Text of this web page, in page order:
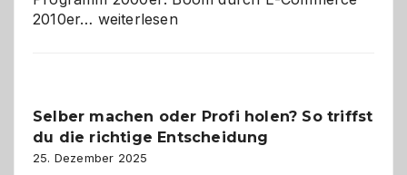
2010er… Affiliate-
Herausforderungen
und
Zukunft
weiterlesen
Selber machen oder Profi holen? So triffst
du die richtige Entscheidung
25. Dezember 2025